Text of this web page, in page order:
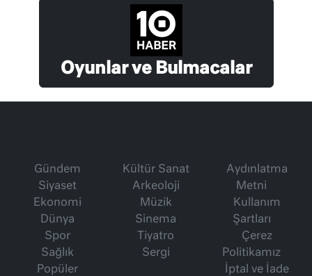
Oyunlar ve Bulmacalar
Gündem
Siyaset
Ekonomi
Dünya
Spor
Sağlık
Popüler
Kültür Sanat
Arkeoloji
Müzik
Sinema
Tiyatro
Sergi
Aydınlatma
Metni
Kullanım
Şartları
Çerez
Politikamız
İptal ve İade